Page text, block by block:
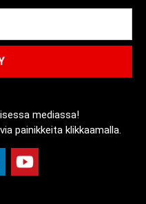
mediassa!
painikkeita klikkaamalla.